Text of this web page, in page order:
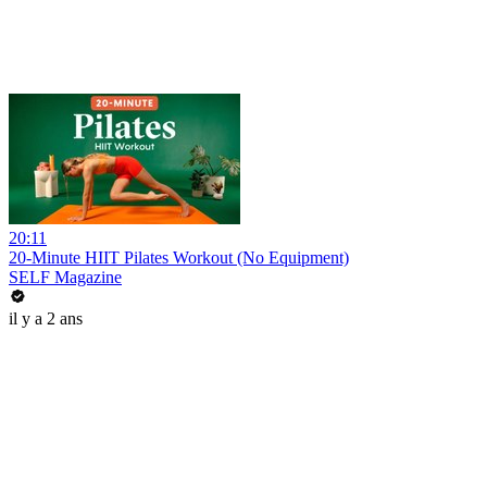
20:11
20-Minute HIIT Pilates Workout (No Equipment)
SELF Magazine
il y a 2 ans